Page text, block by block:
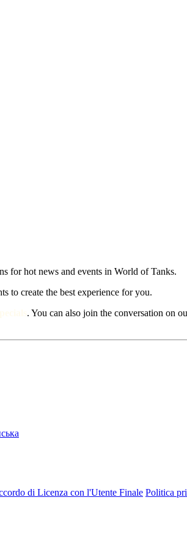
for hot news and events in World of Tanks.
to create the best experience for you.
. You can also join the conversation on
di Licenza con l'Utente Finale Politica